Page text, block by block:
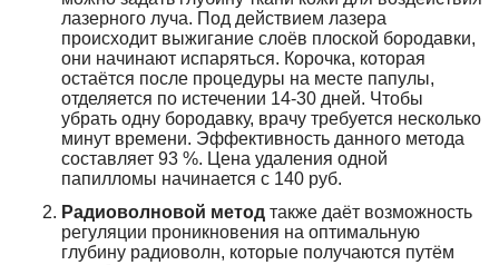
лазерного луча. Под действием лазера
происходит выжигание слоёв плоской бородавки,
они начинают испаряться. Корочка, которая
остаётся после процедуры на месте папулы,
отделяется по истечении 14-30 дней. Чтобы
убрать одну бородавку, врачу требуется несколько
минут времени. Эффективность данного метода
составляет 93 %. Цена удаления одной
папилломы начинается с 140 руб.
Радиоволновой метод также даёт возможность
регуляции проникновения на оптимальную
глубину радиоволн, которые получаются путём